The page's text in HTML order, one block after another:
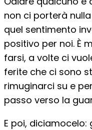
non ci porterà
quel sentimento
positivo per noi. È
farsi, a volte ci
ferite che ci sono
rimuginarci su e
passo verso la
E poi,